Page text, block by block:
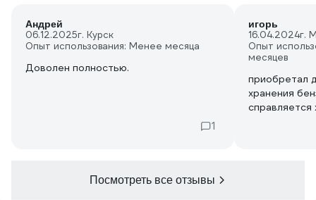
Андрей
06.12.2025г. Курск
Опыт использования: Менее месяца
Доволен полностью.
1
игорь
16.04.2024г.
Опыт
месяцев
приобретал
хранения
Посмотреть все отзывы